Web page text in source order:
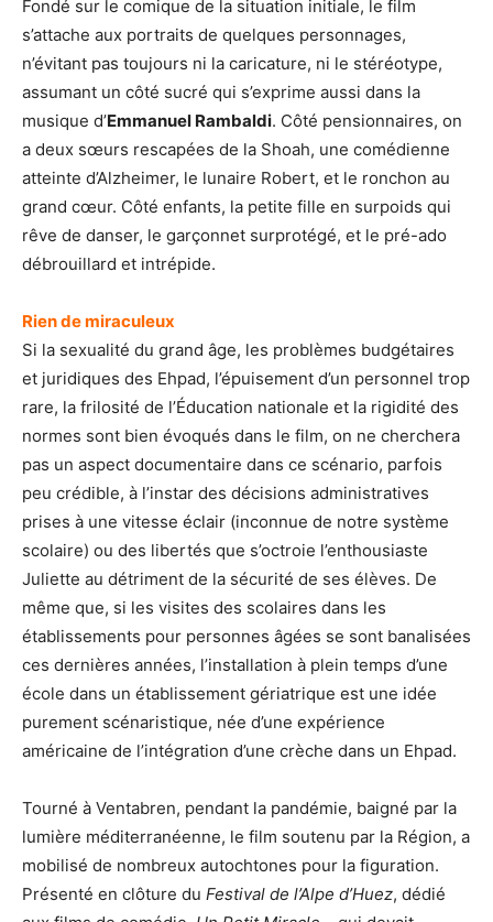
Fondé sur le comique de la situation initiale, le film
s’attache aux portraits de quelques personnages,
n’évitant pas toujours ni la caricature, ni le stéréotype,
assumant un côté sucré qui s’exprime aussi dans la
musique d’Emmanuel Rambaldi. Côté pensionnaires, on
a deux sœurs rescapées de la Shoah, une comédienne
atteinte d’Alzheimer, le lunaire Robert, et le ronchon au
grand cœur. Côté enfants, la petite fille en surpoids qui
rêve de danser, le garçonnet surprotégé, et le pré-ado
débrouillard et intrépide.
Rien de miraculeux
Si la sexualité du grand âge, les problèmes budgétaires
et juridiques des Ehpad, l’épuisement d’un personnel trop
rare, la frilosité de l’Éducation nationale et la rigidité des
normes sont bien évoqués dans le film, on ne cherchera
pas un aspect documentaire dans ce scénario, parfois
peu crédible, à l’instar des décisions administratives
prises à une vitesse éclair (inconnue de notre système
scolaire) ou des libertés que s’octroie l’enthousiaste
Juliette au détriment de la sécurité de ses élèves. De
même que, si les visites des scolaires dans les
établissements pour personnes âgées se sont banalisées
ces dernières années, l’installation à plein temps d’une
école dans un établissement gériatrique est une idée
purement scénaristique, née d’une expérience
américaine de l’intégration d’une crèche dans un Ehpad.
Tourné à Ventabren, pendant la pandémie, baigné par la
lumière méditerranéenne, le film soutenu par la Région, a
mobilisé de nombreux autochtones pour la figuration.
Présenté en clôture du Festival de l’Alpe d’Huez, dédié